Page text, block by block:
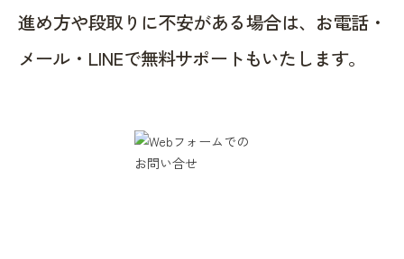
進め方や段取りに不安がある場合は、お電話・
メール・LINEで無料サポートもいたします。